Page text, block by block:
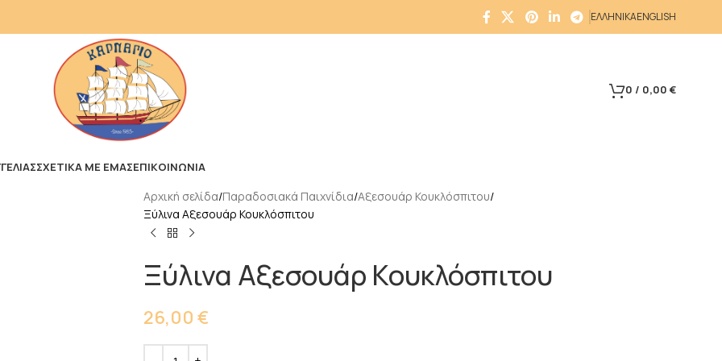
ΕΛΛΗΝΙΚΑENGLISH
0 / 0,00 €
ΣΧΕΤΙΚΑ ΜΕ ΕΜΑΣΕΠΙΚΟΙΝΩΝΙΑ
Αρχική σελίδα Παραδοσιακά Παιχνίδια Αξεσουάρ Κουκλόσπιτου
Ξύλινα Αξεσουάρ Κουκλόσπιτου
Ξύλινα Αξεσουάρ Κουκλόσπιτου
26,00 €